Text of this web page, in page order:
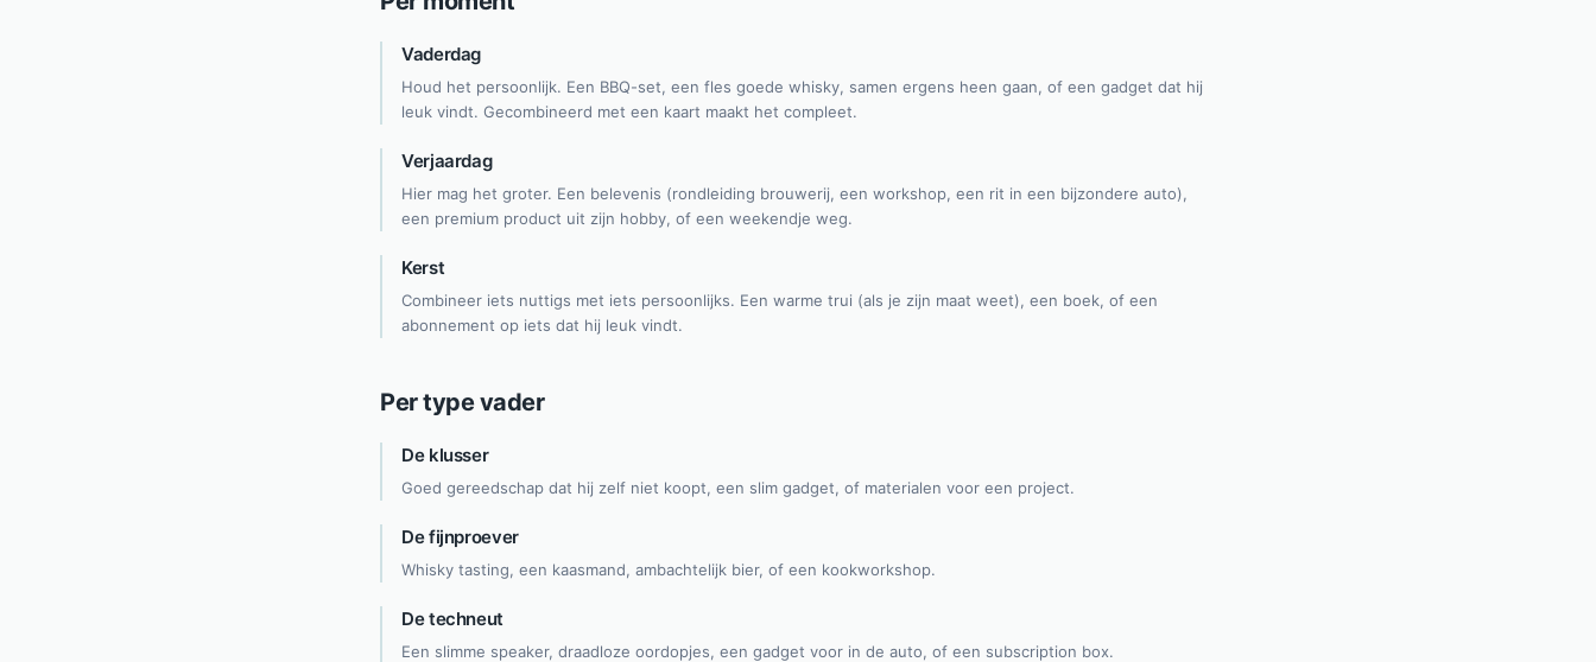
Vaderdag
Houd het persoonlijk. Een BBQ-set, een fles goede whisky, samen ergens heen gaan, of een gadget dat hij
leuk vindt. Gecombineerd met een kaart maakt het compleet.
Verjaardag
Hier mag het groter. Een belevenis (rondleiding brouwerij, een workshop, een rit in een bijzondere auto),
een premium product uit zijn hobby, of een weekendje weg.
Kerst
Combineer iets nuttigs met iets persoonlijks. Een warme trui (als je zijn maat weet), een boek, of een
abonnement op iets dat hij leuk vindt.
Per type vader
De klusser
Goed gereedschap dat hij zelf niet koopt, een slim gadget, of materialen voor een project.
De fijnproever
Whisky tasting, een kaasmand, ambachtelijk bier, of een kookworkshop.
De techneut
Een slimme speaker, draadloze oordopjes, een gadget voor in de auto, of een subscription box.